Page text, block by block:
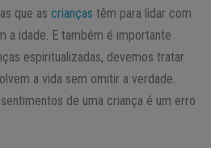
que as crianças têm para lidar com
a idade. E também é importante
espiritualizadas, devemos tratar
a vida sem omitir a verdade.
de uma criança é um erro